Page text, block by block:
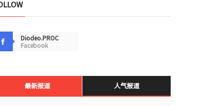
Diodeo.PROC
Facebook
最新报道 人气报道